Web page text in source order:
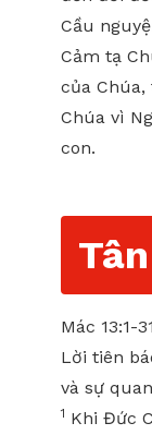
Cầu
Cảm tạ
của
Chúa vì
con.
Mác 13:1-31
Lời tiên
và sự
1 Khi Đức